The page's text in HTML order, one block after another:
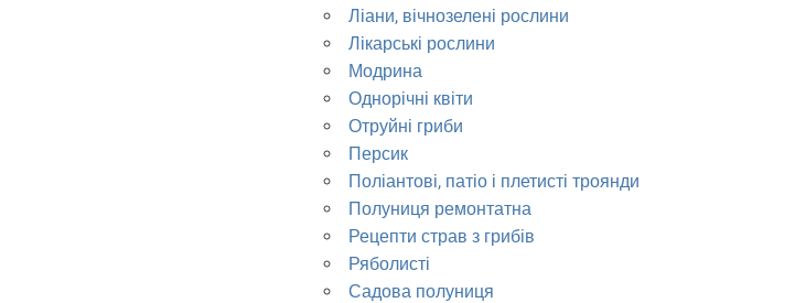
Ліани, вічнозелені рослини
Лікарські рослини
Модрина
Однорічні квіти
Отруйні гриби
Персик
Поліантові, патіо і плетисті троянди
Полуниця ремонтатна
Рецепти страв з грибів
Ряболисті
Садова полуниця